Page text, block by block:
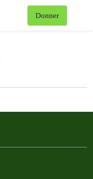
Donner